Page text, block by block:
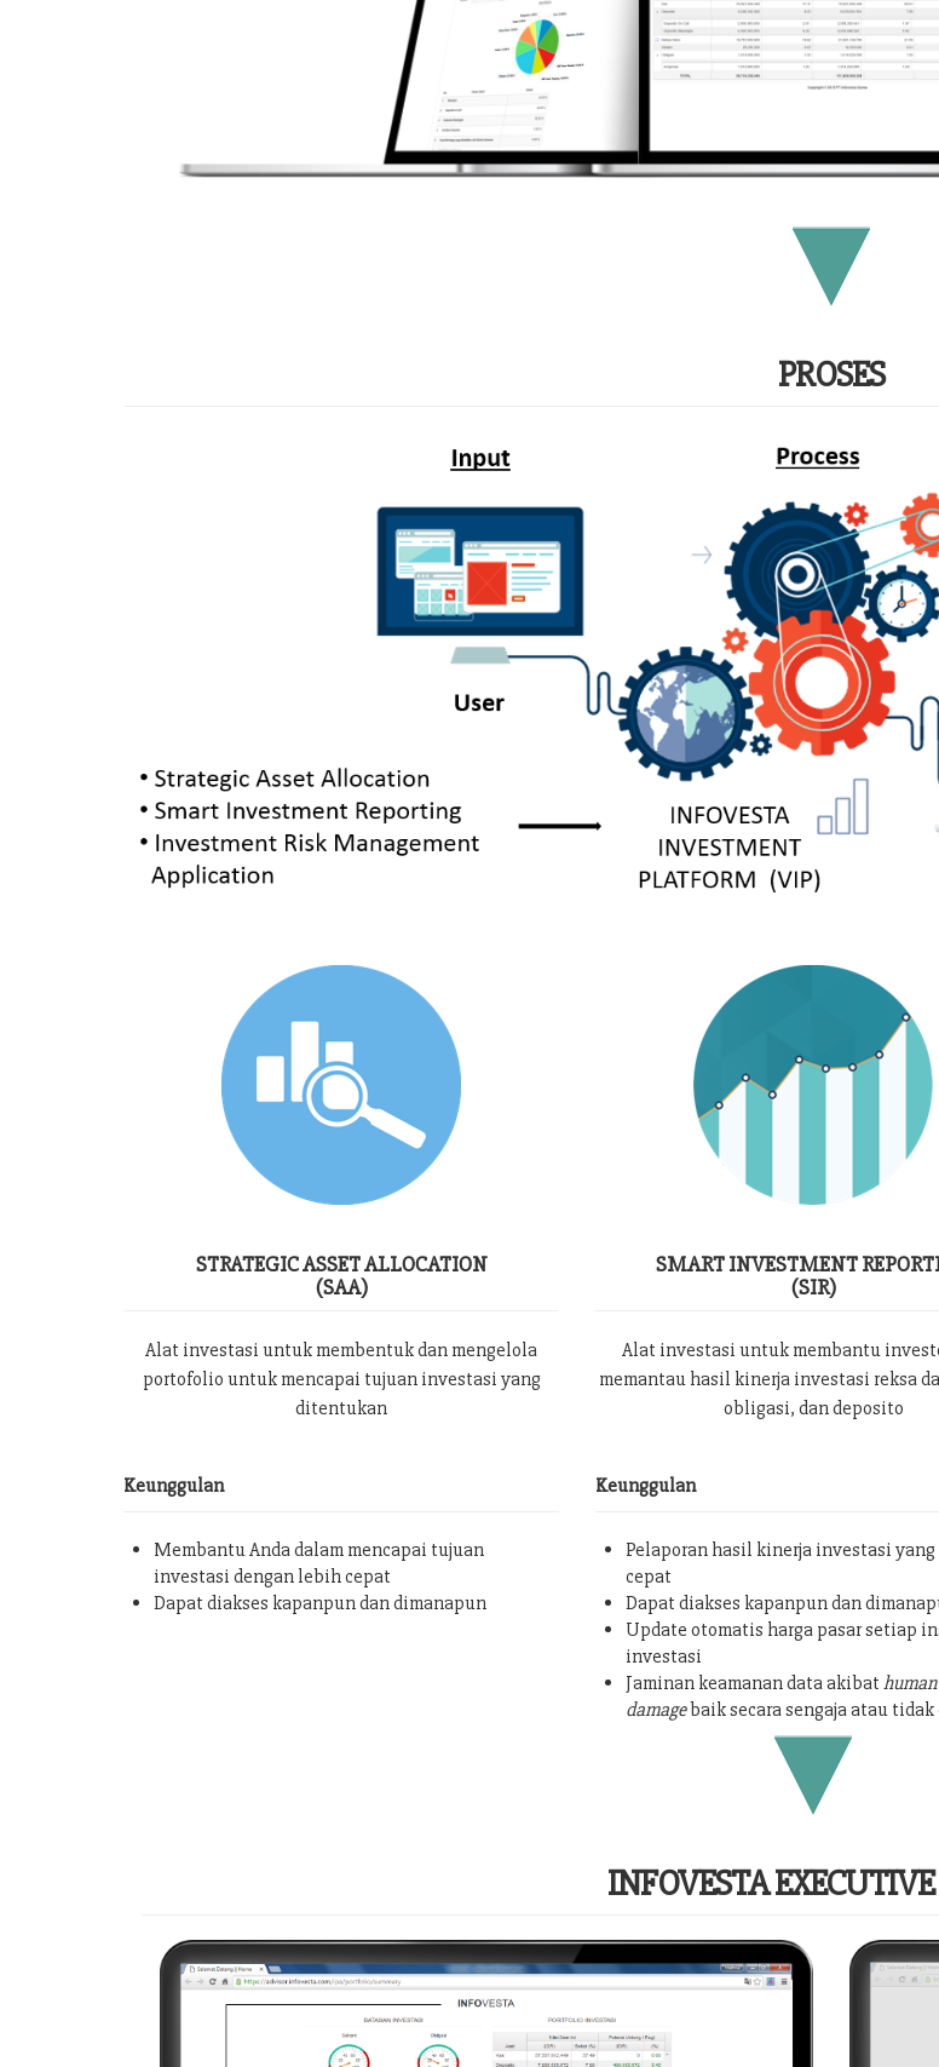
PROSES
STRATEGIC ASSET ALLOCATION
(SAA)
Alat investasi untuk membentuk dan mengelola
portofolio untuk mencapai tujuan investasi yang
ditentukan
Keunggulan
Membantu Anda dalam mencapai tujuan
investasi dengan lebih cepat
Dapat diakses kapanpun dan dimanapun
SMART INVESTMENT
(SIR)
Alat investasi untuk membantu
memantau hasil kinerja investasi reksa
obligasi, dan deposito
Keunggulan
Pelaporan hasil kinerja investasi yang
cepat
Dapat diakses kapanpun dan
Update otomatis harga pasar setiap
investasi
Jaminan keamanan data akibat
damagebaik secara sengaja atau tidak
INFOVESTA